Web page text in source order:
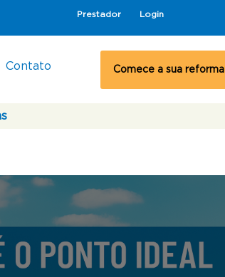
Prestador Login
Contato Comece a sua reforma